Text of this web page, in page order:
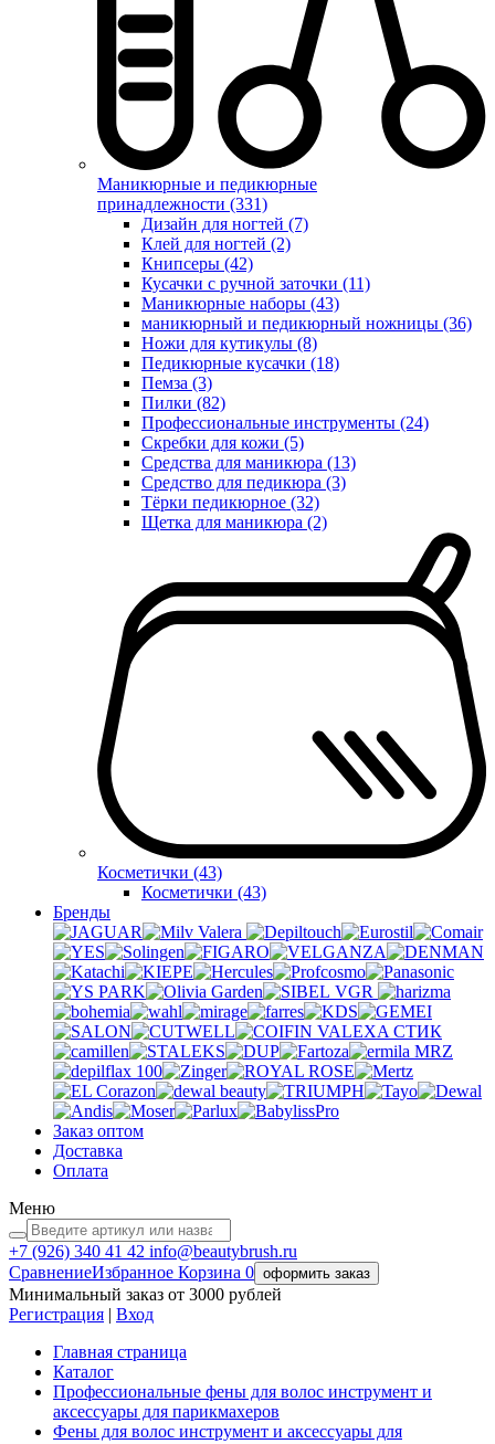
Маникюрные и педикюрные
принадлежности (331)
Дизайн для ногтей (7)
Клей для ногтей (2)
Книпсеры (42)
Кусачки с ручной заточки (11)
Маникюрные наборы (43)
маникюрный и педикюрный ножницы (36)
Ножи для кутикулы (8)
Педикюрные кусачки (18)
Пемза (3)
Пилки (82)
Профессиональные инструменты (24)
Скребки для кожи (5)
Средства для маникюра (13)
Средство для педикюра (3)
Тёрки педикюрное (32)
Щетка для маникюра (2)
Косметички (43)
Косметички (43)
Бренды
Valera
VGR
VALEXA СТИК
MRZ
Заказ оптом
Доставка
Оплата
Меню
+7 (926) 340 41 42 info@beautybrush.ru
СравнениеИзбранное Корзина 0 оформить заказ
Минимальный заказ от 3000 рублей
Регистрация | Вход
Главная страница
Каталог
Профессиональные фены для волос инструмент и
аксессуары для парикмахеров
Фены для волос инструмент и аксессуары для